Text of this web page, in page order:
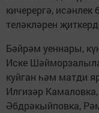
кичерергә,
теләкләрен
Бәйрәм уеннары,
Иске
куйган һәм матди
Илгизәр
Әбдрәкыйповка,